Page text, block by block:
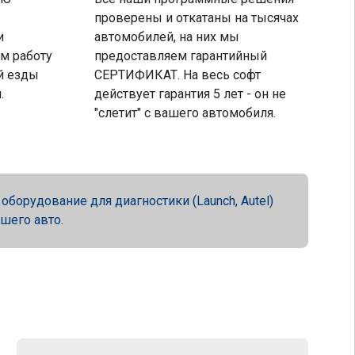
работу
езды
проверены и откатаны на тысячах
автомобилей, на них мы
предоставляем гарантийный
СЕРТИФИКАТ. На весь софт
действует гарантия 5 лет - он не
"слетит" с вашего автомобиля.
для диагностики (Launch, Autel)
авто.